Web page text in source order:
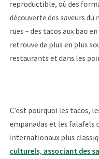
reproductible, où des
découverte des saveurs du
rues – des tacos aux bao
retrouve de plus en plus
restaurants et dans les
C'est pourquoi les tacos,
empanadas et les falafels
internationaux plus
culturels, associant des